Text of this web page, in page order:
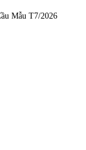
Mẫu T7/2026